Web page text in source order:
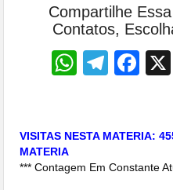
Compartilhe
Contatos,
VISITAS NESTA MATERIA:
MATERIA
*** Contagem Em Constante